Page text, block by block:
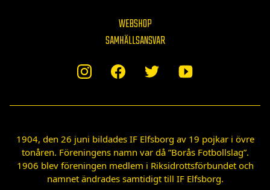
WEBSHOP
SAMHÄLLSANSVAR
1904, den 26 juni bildades IF Elfsborg av 19 pojkar i övre
tonåren. Föreningens namn var då ”Borås Fotbollslag”.
1906 blev föreningen medlem i Riksidrottsförbundet och
namnet ändrades samtidigt till IF Elfsborg.